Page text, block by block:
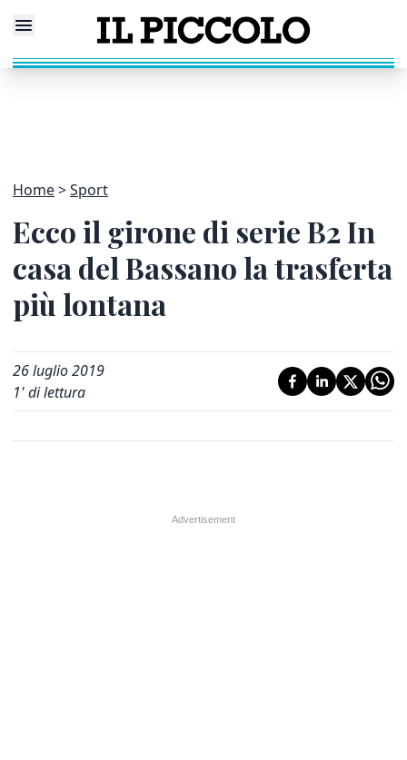
Home Sport
Ecco il girone di serie B2 In
casa del Bassano la trasferta
più lontana
26 luglio 2019
1' di lettura